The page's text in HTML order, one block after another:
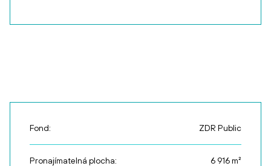
Fond: ZDR Public
Pronajímatelná plocha: 6 916m²